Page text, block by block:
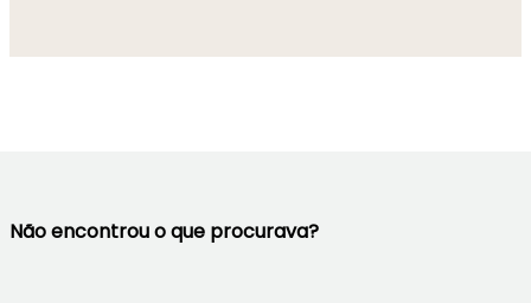
Não encontrou o que procurava?